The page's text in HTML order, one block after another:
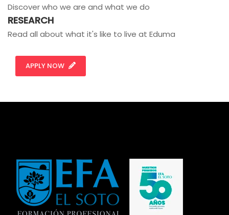
Discover who we are and what we do
RESEARCH
Read all about what it's like to live at Eduma
APPLY NOW